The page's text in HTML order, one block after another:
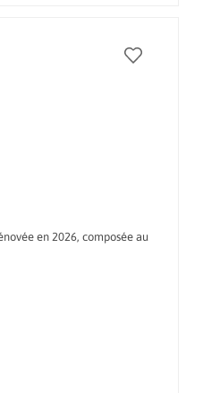
en 2026, composée au